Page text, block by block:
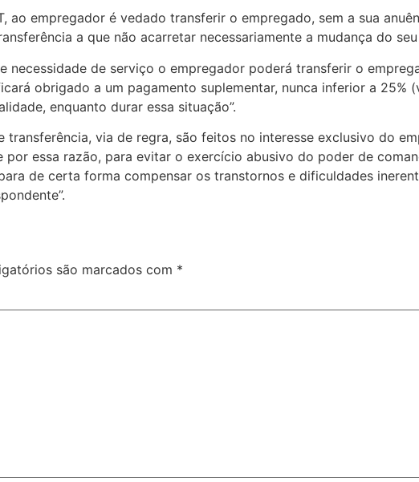
empregador é vedado transferir o empregado, sem a sua
a que não acarretar necessariamente a mudança do
necessidade de serviço o empregador poderá transferir o
obrigado a um pagamento suplementar, nunca inferior a 25%
enquanto durar essa situação”.
transferência, via de regra, são feitos no interesse exclusivo do
essa razão, para evitar o exercício abusivo do poder de
de certa forma compensar os transtornos e dificuldades
são marcados com *